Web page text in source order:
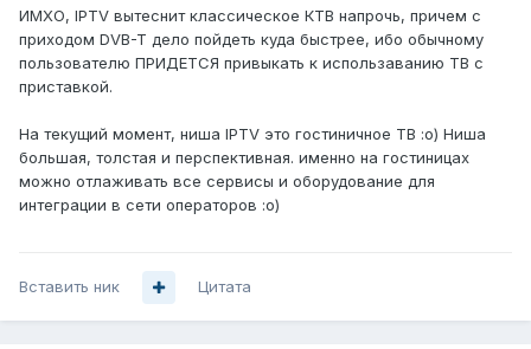
ИМХО, IPTV вытеснит классическое КТВ напрочь, причем с
приходом DVB-T дело пойдеть куда быстрее, ибо обычному
пользователю ПРИДЕТСЯ привыкать к использаванию ТВ с
приставкой.
На текущий момент, ниша IPTV это гостиничное ТВ :о) Ниша
большая, толстая и перспективная. именно на гостиницах
можно отлаживать все сервисы и оборудование для
интеграции в сети операторов :о)
Вставить ник Цитата